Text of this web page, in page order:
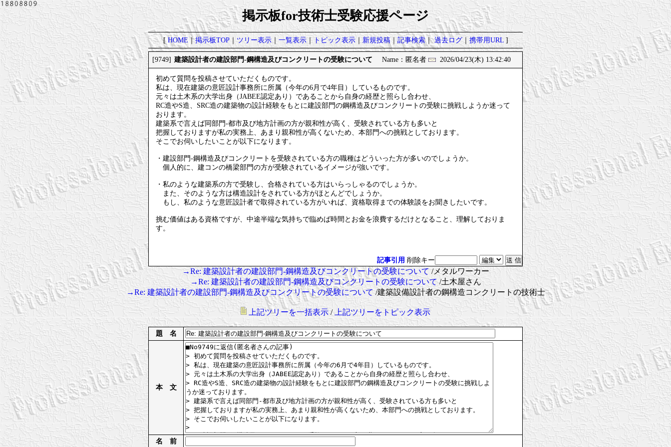
掲示板for技術士受験応援ページ
[HOME｜掲示板TOP｜ツリー表示｜一覧表示｜トピック表示｜新規投稿｜記事検索｜過去ログ｜携帯用URL]
[9749] 建築設計者の建設部門-鋼構造及びコンクリートの受験について Name：匿名者 2026/04/23(木) 13:42:40
初めて質問を投稿させていただくものです。
私は、現在建築の意匠設計事務所に所属（今年の6月で4年目）しているものです。
元々は土木系の大学出身（JABEE認定あり）であることから自身の経歴と照らし合わせ、
RC造やS造、SRC造の建築物の設計経験をもとに建設部門の鋼構造及びコンクリートの受験に挑戦しようか迷って
おります。
建築系で言えば同部門-都市及び地方計画の方が親和性が高く、受験されている方も多いと
把握しておりますが私の実務上、あまり親和性が高くないため、本部門への挑戦としております。
そこでお伺いしたいことが以下になります。
・建設部門-鋼構造及びコンクリートを受験されている方の職種はどういった方が多いのでしょうか。
個人的に、建コンの橋梁部門の方が受験されているイメージが強いです。
・私のような建築系の方で受験し、合格されている方はいらっしゃるのでしょうか。
また、そのような方は構造設計をされている方がほとんどでしょうか。
もし、私のような意匠設計者で取得されている方がいれば、資格取得までの体験談をお聞きしたいです。
挑む価値はある資格ですが、中途半端な気持ちで臨めば時間とお金を浪費するだけとなること、理解しておりま
す。
記事引用 削除キー
→Re: 建築設計者の建設部門-鋼構造及びコンクリートの受験について/メタルワーカー
→Re: 建築設計者の建設部門-鋼構造及びコンクリートの受験について/土木屋さん
→Re: 建築設計者の建設部門-鋼構造及びコンクリートの受験について/建築設備設計者の鋼構造コンクリートの技術士
上記ツリーを一括表示/上記ツリーをトピック表示
題 名
本 文
名 前